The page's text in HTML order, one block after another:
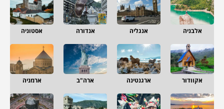
אלבניה אנגליה אנדורה אסטוניה
אקוודור ארגנטינה ארה"ב ארמניה